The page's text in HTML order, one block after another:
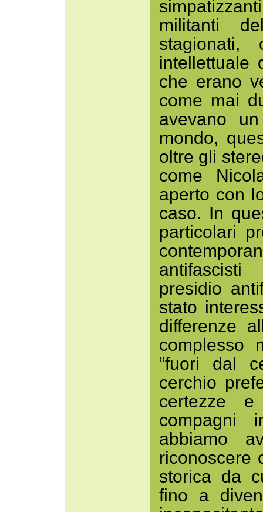
militanti
stagionati,
che erano
come mai
avevano
mondo,
oltre gli
come
aperto con
caso. In
particolari
presidio
stato
differenze
complesso
“fuori dal
cerchio
certezze
compagni
abbiamo
riconoscere
storica da
fino a